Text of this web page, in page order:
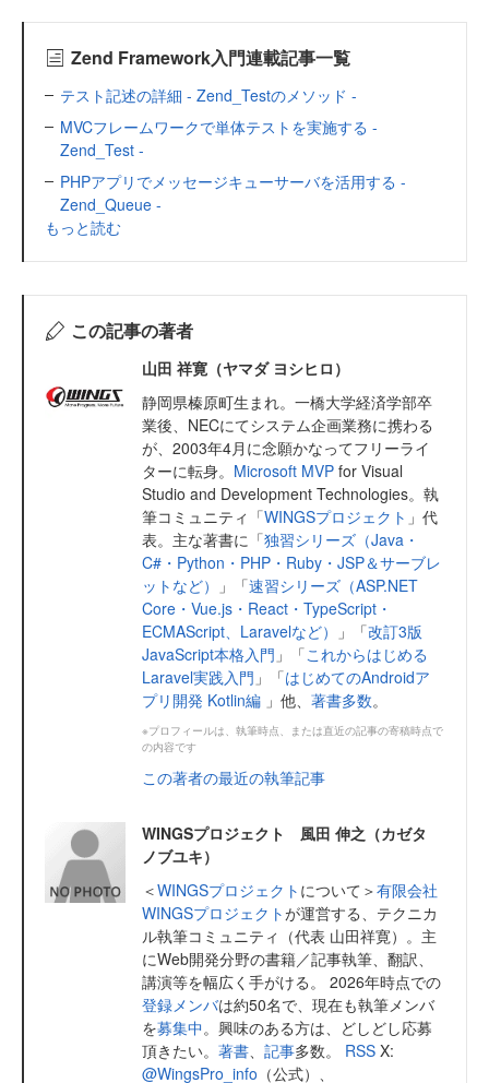
Zend Framework入門連載記事一覧
テスト記述の詳細 - Zend_Testのメソッド -
MVCフレームワークで単体テストを実施する -
Zend_Test -
PHPアプリでメッセージキューサーバを活用する -
Zend_Queue -
もっと読む
この記事の著者
山田 祥寛（ヤマダ ヨシヒロ）
静岡県榛原町生まれ。一橋大学経済学部卒
業後、NECにてシステム企画業務に携わる
が、2003年4月に念願かなってフリーライ
ターに転身。 Microsoft MVP for Visual
Studio and Development Technologies。執
筆コミュニティ「WINGSプロジェクト 」代
表。主な著書に「独習シリーズ（Java・
C#・Python・PHP・Ruby・JSP＆サーブレ
ットなど）
」「速習シリーズ（ASP.NET
Core・Vue.js・React・TypeScript・
ECMAScript、Laravelなど）
」「改訂3版
JavaScript本格入門 」「これからはじめる
Laravel実践入門 」「はじめてのAndroidア
プリ開発 Kotlin編 」他、 著書多数。
※プロフィールは、執筆時点、または直近の記事の寄稿時点で
の内容です
この著者の最近の執筆記事
WINGSプロジェクト 風田 伸之（カゼタ
ノブユキ）
＜WINGSプロジェクト について＞有限会社
WINGSプロジェクトが運営する、テクニカ
ル執筆コミュニティ（代表 山田祥寛）。主
にWeb開発分野の書籍／記事執筆、翻訳、
講演等を幅広く手がける。 2026年時点での
登録メンバは約50名で、現在も執筆メンバ
を募集中。興味のある方は、どしどし応募
頂きたい。 著書 記事多数。 RSS X:
@WingsPro_info （公式）、